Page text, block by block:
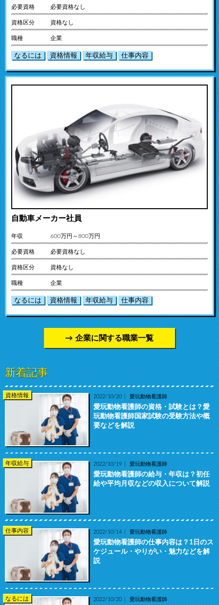
必要資格 必要資格なし
資格区分 資格なし
職種 企業
なるには 資格情報 年収給与 仕事内容
自動車メーカー社員
年収 600万円～800万円
必要資格 必要資格なし
資格区分 資格なし
職種 企業
なるには 資格情報 年収給与 仕事内容
企業に関する職業一覧
新着記事
資格情報 2022/10/20 愛玩動物看護師
愛玩動物看護師の資格・試験とは？愛
玩動物看護師国家試験の受験方法や概
要などを解説
年収給与 2022/10/19 愛玩動物看護師
愛玩動物看護師の給与・年収は？初任
給や平均月収などの収入について解説
仕事内容 2022/10/14 愛玩動物看護師
愛玩動物看護師の仕事内容は？1日のス
ケジュール・やりがい・魅力などを解
説
なるには 2022/10/20 愛玩動物看護師